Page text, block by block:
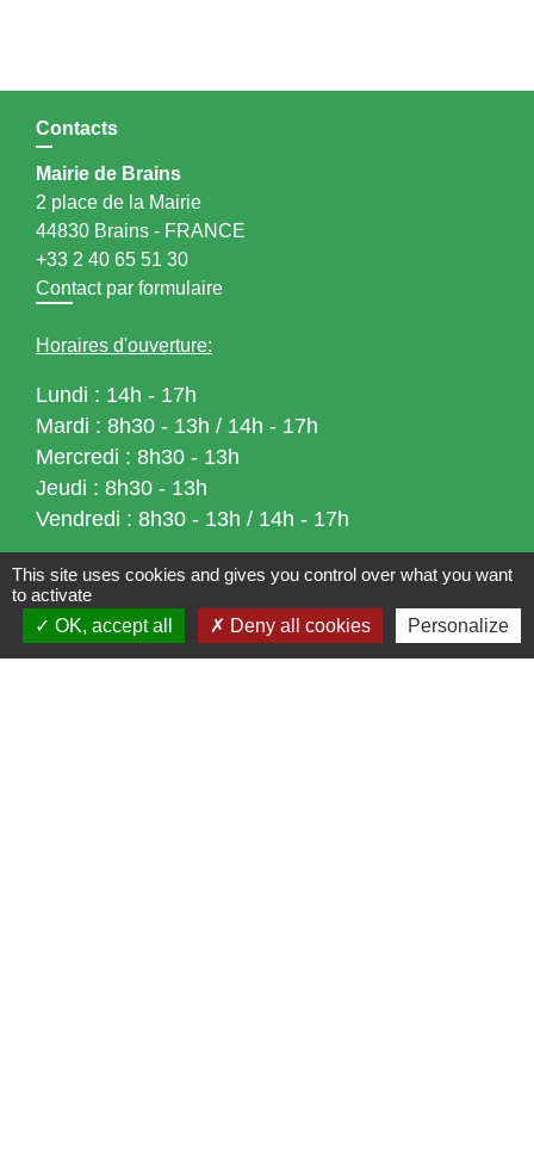
Contacts
Mairie de Brains
2 place de la Mairie
44830 Brains - FRANCE
+33 2 40 65 51 30
Contact par formulaire
Horaires d'ouverture:
Lundi : 14h - 17h
Mardi : 8h30 - 13h / 14h - 17h
Mercredi : 8h30 - 13h
Jeudi : 8h30 - 13h
Vendredi : 8h30 - 13h / 14h - 17h
Accueil téléphoniquedu lundi au vendredi de
8h30 à 13h et de 14h à 17h
This site uses cookies and gives you control over what you want
to activate
OK, accept all
Deny all cookies Personalize